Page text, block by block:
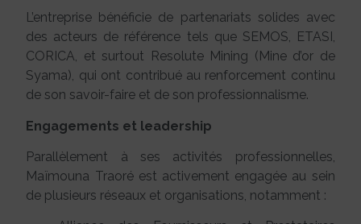
L’entreprise bénéficie de partenariats solides avec
des acteurs de référence tels que SEMOS, ETASI,
CORICA, et surtout Resolute Mining (Mine d’or de
Syama), qui ont contribué au renforcement continu
de son savoir-faire et de son professionnalisme.
Engagements et leadership
Parallèlement à ses activités professionnelles,
Maïmouna Traoré est activement engagée au sein
de plusieurs réseaux et organisations, notamment :